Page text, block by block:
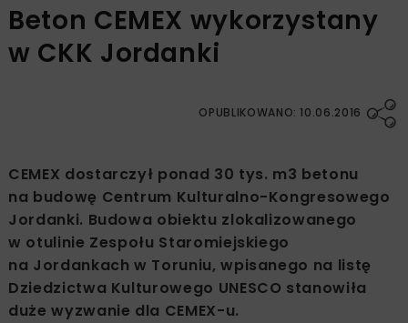
Beton CEMEX wykorzystany
w CKK Jordanki
OPUBLIKOWANO: 10.06.2016
CEMEX dostarczył ponad 30 tys. m3 betonu
na budowę Centrum Kulturalno-Kongresowego
Jordanki. Budowa obiektu zlokalizowanego
w otulinie Zespołu Staromiejskiego
na Jordankach w Toruniu, wpisanego na listę
Dziedzictwa Kulturowego UNESCO stanowiła
duże wyzwanie dla CEMEX-u.